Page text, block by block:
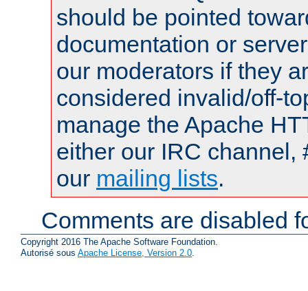
should be pointed
documentation or
our moderators if they
considered invalid/off-
manage the Apache
either our IRC channel,
our mailing lists.
Comments are disabled
Copyright 2016 The Apache Software Foundation.
Autorisé sous Apache License, Version 2.0.